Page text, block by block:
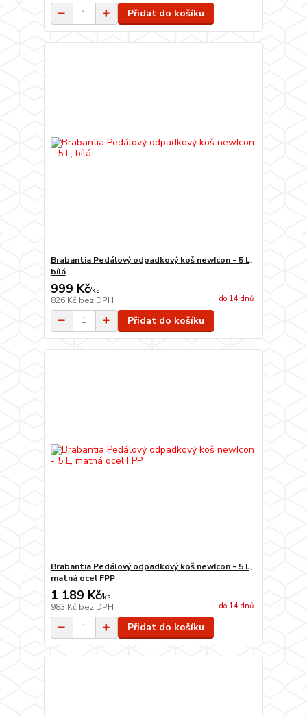
Přidat do košíku
Brabantia Pedálový odpadkový koš newIcon - 5 L,
bílá
999 Kč/ks
826 Kč bez DPH do 14 dnů
Přidat do košíku
Brabantia Pedálový odpadkový koš newIcon - 5 L,
matná ocel FPP
1 189 Kč/ks
983 Kč bez DPH do 14 dnů
Přidat do košíku